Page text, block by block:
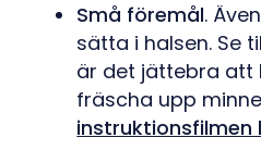
Små föremål.
sätta i halsen. Se
är det jättebra att
fräscha upp
instruktionsfilmen